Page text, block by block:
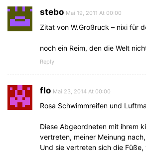
stebo Mai 19, 2011 At 00:00
Zitat von W.Großruck – nixi für
noch ein Reim, den die Welt
Reply
flo Mai 23, 2014 At 00:00
Rosa Schwimmreifen und
Diese Abgeordneten mit ihrem
vertreten, meiner Meinung
Und sie vertreten sich die